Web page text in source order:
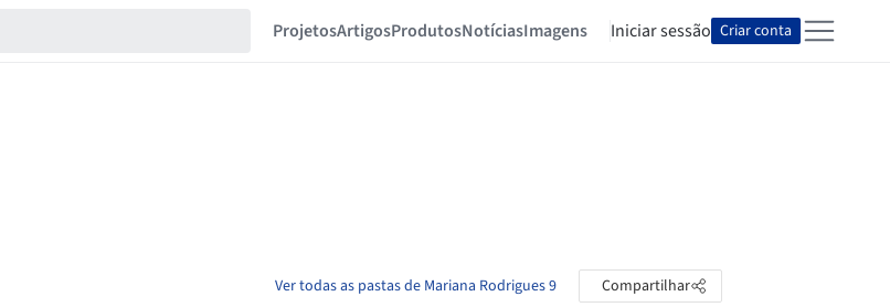
ProjetosArtigosProdutosNotíciasImagens Iniciar sessão Criar conta
Ver todas as pastas de Mariana Rodrigues 9 Compartilhar